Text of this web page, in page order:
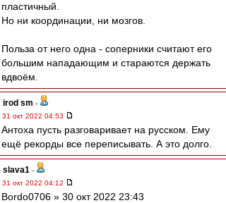
пластичный.
Но ни координации, ни мозгов.
Польза от него одна - соперники считают его
большим нападающим и стараются держать
вдвоём.
irod sm -
31 окт 2022 04:53
Антоха пусть разговаривает на русском. Ему
ещё рекорды все переписывать. А это долго.
slava1 -
31 окт 2022 04:12
Bordo0706 » 30 окт 2022 23:43